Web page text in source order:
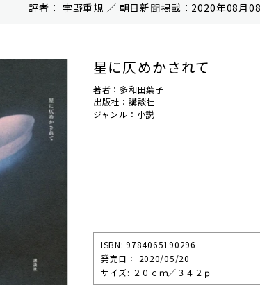
評者： 宇野重規 ／ 朝⽇新聞掲載：2020年08月
星に仄めかされて
著者：多和田葉子
出版社：講談社
ジャンル：小説
ISBN: 9784065190296
発売⽇： 2020/05/20
サイズ: ２０ｃｍ／３４２ｐ